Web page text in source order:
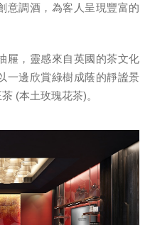
意調酒，為客人呈現豐富的
屜，靈感來自英國的茶文化
一邊欣賞綠樹成蔭的靜謐景
(本土玫瑰花茶)。